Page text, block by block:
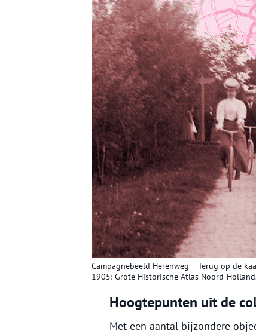
Campagnebeeld Herenweg – Terug op de
1905: Grote Historische Atlas Noord-
Hoogtepunten uit de
Met een aantal bijzondere